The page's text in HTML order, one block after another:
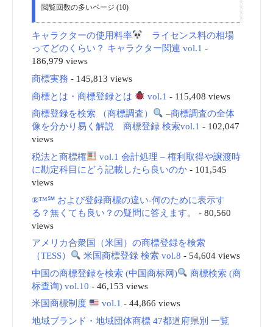
閲覧回数の多いページ (10)
キャラクターの使用料率
ライセンス料の相場
ってどのくらい？ キャラクター関連 vol.1 -
186,979 views
商標実務 - 145,813 views
商標とは・商標登録とは
vol.1 - 115,408 views
商標登録を検索 （商標調査）
–商標調査の全体
像を分かり易く解説 商標登録 検索vol.1 - 102,047
views
税法と商標権
vol.1 会計処理 – 権利取得や譲渡時
に勘定科目にどう記載したら良いのか- 101,545
views
®™℠ および登録商標の違い-何のために表示す
る？無くても良い？の疑問に答えます。
- 80,560
views
アメリカ合衆国（米国）の商標登録を検索
（TESS）
米国商標登録 検索 vol.8 - 54,604 views
中国の商標登録を検索 (中国商标网)
商標検索 (商
标查询) vol.10 - 46,153 views
米国商標制度
vol.1 - 44,866 views
地域ブランド・地域団体商標 47都道府県別 一覧